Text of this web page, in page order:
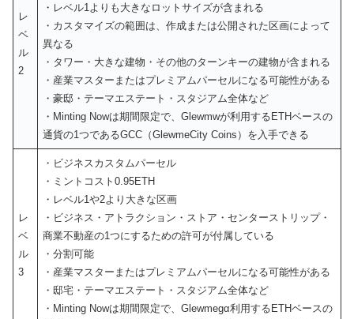
レ
ベ
ル
2
・レベル1よりも大きなロットサイズが含まれる
・カスタマイズの範囲は、作成または公開された区画によって
異なる
・タワー・大きな建物・その他のターンキーの建物が含まれる
・産業マスターまたはプレミアムパーセルになる可能性がある
・豪邸・テーマエステート・スタジアム全体など
・Minting Nowは期間限定で、Glewmwが利用するETHベースの
通貨の1つであるGCC（GlewmeCity Coins）を入手できる
レ
ベ
ル
3
・ビジネスカスタムパーセル
・ミントコスト0.95ETH
・レベル1や2より大きな区画
・ビジネス・アトラクション・ストア・センターストリップ・
商業不動産の1つにするための許可が付属している
・分割可能
・産業マスターまたはプレミアムパーセルになる可能性がある
・邸宅・テーマエステート・スタジアム全体など
・Minting Nowは期間限定で、Glewmegα利用するETHベースの